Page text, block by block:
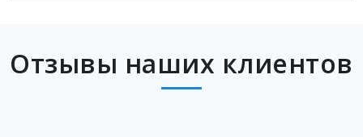
Отзывы наших клиентов